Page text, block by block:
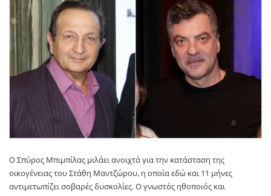
Ο Σπύρος Μπιμπίλας μιλάει ανοιχτά για την κατάσταση της
οικογένειας του Στάθη Μαντζώρου, η οποία εδώ και 11 μήνες
αντιμετωπίζει σοβαρές δυσκολίες. Ο γνωστός ηθοποιός και